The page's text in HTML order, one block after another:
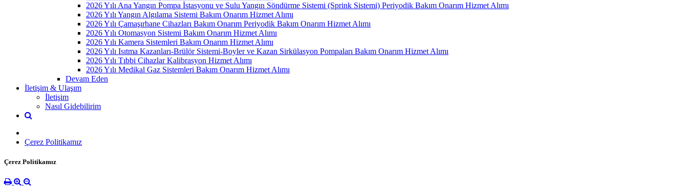
2026 Yılı Ana Yangın Pompa İstasyonu ve Sulu Yangın Söndürme Sistemi (Sprink Sistemi) Periyodik Bakım Onarım Hizmet Alımı
2026 Yılı Yangın Algılama Sistemi Bakım Onarım Hizmet Alımı
2026 Yılı Çamaşırhane Cihazları Bakım Onarım Periyodik Bakım Onarım Hizmet Alımı
2026 Yılı Otomasyon Sistemi Bakım Onarım Hizmet Alımı
2026 Yılı Kamera Sistemleri Bakım Onarım Hizmet Alımı
2026 Yılı Isıtma Kazanları-Brülör Sistemi-Boyler ve Kazan Sirkülasyon Pompaları Bakım Onarım Hizmet Alımı
2026 Yılı Tıbbi Cihazlar Kalibrasyon Hizmet Alımı
2026 Yılı Medikal Gaz Sistemleri Bakım Onarım Hizmet Alımı
Devam Eden
İletişim & Ulaşım
İletişim
Nasıl Gidebilirim
Çerez Politikamız
Çerez Politikamız